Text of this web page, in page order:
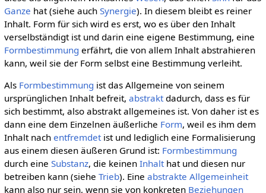
Ganze hat (siehe auch Synergie). In diesem bleibt es reiner
Inhalt. Form für sich wird es erst, wo es über den Inhalt
verselbständigt ist und darin eine eigene Bestimmung, eine
Formbestimmung erfährt, die von allem Inhalt abstrahieren
kann, weil sie der Form selbst eine Bestimmung verleiht.
Als Formbestimmung ist das Allgemeine von seinem
ursprünglichen Inhalt befreit, abstraktdadurch, dass es für
sich bestimmt, also abstrakt allgemeines ist. Von daher ist es
dann eine dem Einzelnen äußerliche Form, weil es ihm dem
Inhalt nach entfremdetist und lediglich eine Formalisierung
aus einem diesen äußeren Grund ist: Formbestimmung
durch eine Substanz, die keinen Inhalthat und diesen nur
betreiben kann (siehe Trieb). Eine abstrakte Allgemeinheit
kann also nur sein, wenn sie von konkreten Beziehungen